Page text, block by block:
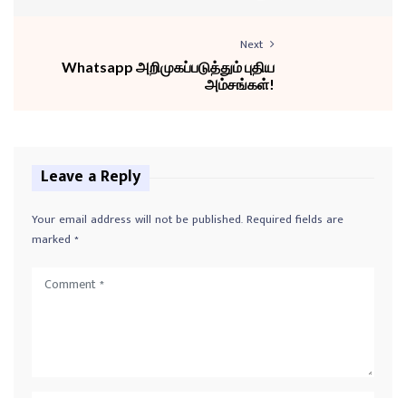
Next
Whatsapp அறிமுகப்படுத்தும் புதிய
அம்சங்கள்!
Leave a Reply
Your email address will not be published.Required fields are
marked *